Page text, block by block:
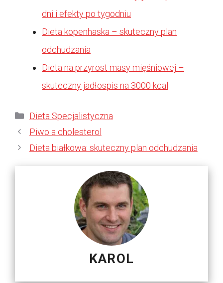
dni i efekty po tygodniu
Dieta kopenhaska – skuteczny plan
odchudzania
Dieta na przyrost masy mięśniowej –
skuteczny jadłospis na 3000 kcal
Kategorie
Dieta Specjalistyczna
Piwo a cholesterol
Dieta białkowa: skuteczny plan odchudzania
KAROL